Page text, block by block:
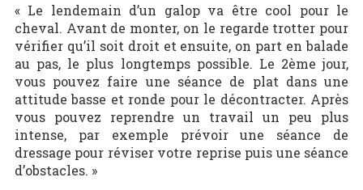
« Le lendemain d’un galop va être cool pour le
cheval. Avant de monter, on le regarde trotter pour
vérifier qu’il soit droit et ensuite, on part en balade
au pas, le plus longtemps possible. Le 2ème jour,
vous pouvez faire une séance de plat dans une
attitude basse et ronde pour le décontracter. Après
vous pouvez reprendre un travail un peu plus
intense, par exemple prévoir une séance de
dressage pour réviser votre reprise puis une séance
d’obstacles. »